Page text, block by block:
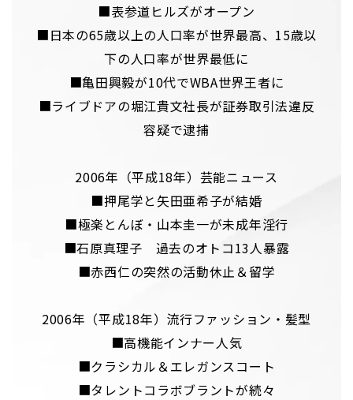
■表参道ヒルズがオープン
■日本の65歳以上の人口率が世界最高、15歳以
下の人口率が世界最低に
■亀田興毅が10代でWBA世界王者に
■ライブドアの堀江貴文社長が証券取引法違反
容疑で逮捕
2006年（平成18年）芸能ニュース
■押尾学と矢田亜希子が結婚
■極楽とんぼ・山本圭一が未成年淫行
■石原真理子 過去のオトコ13人暴露
■赤西仁の突然の活動休止＆留学
2006年（平成18年）流行ファッション・髪型
■高機能インナー人気
■クラシカル＆エレガンスコート
■タレントコラボブラントが続々